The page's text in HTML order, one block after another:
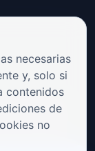
tus
musicales.
necesarias
y, solo si
contenidos
de
no